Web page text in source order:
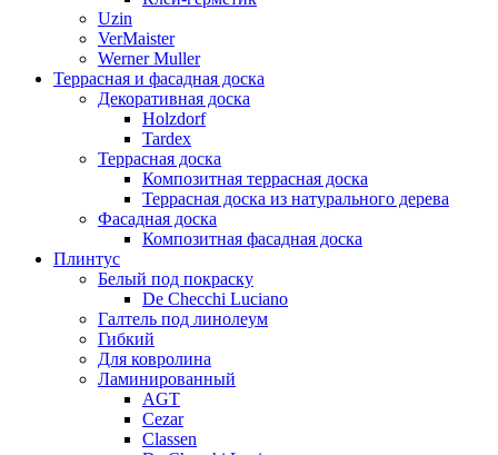
Uzin
VerMaister
Werner Muller
Террасная и фасадная доска
Декоративная доска
Holzdorf
Tardex
Террасная доска
Композитная террасная доска
Террасная доска из натурального дерева
Фасадная доска
Композитная фасадная доска
Плинтус
Белый под покраску
De Checchi Luciano
Галтель под линолеум
Гибкий
Для ковролина
Ламинированный
AGT
Cezar
Classen